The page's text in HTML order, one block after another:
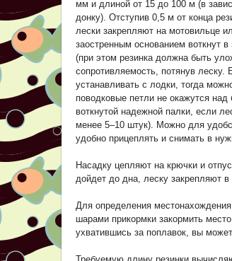
мм и длиной от 15 до 100 м (в
донку). Отступив 0,5 м от конца
лески закрепляют на мотовильце
заостренным основанием воткнут
(при этом резинка должна быть
сопротивляемость, потянув леску.
устанавливать с лодки, тогда
поводковые петли не окажутся
воткнутой надежной палки, если
менее 5–10 штук). Можно для
удобно прицеплять и снимать в
Насадку цепляют на крючки и
дойдет до дна, леску закрепляют
Для определения
шарами прикормки закормить
ухватившись за поплавок, вы